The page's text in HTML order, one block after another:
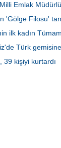
Emlak
'Gölge Filosu'
ilk kadın
Türk gemisine
39 kişiyi kurtardı